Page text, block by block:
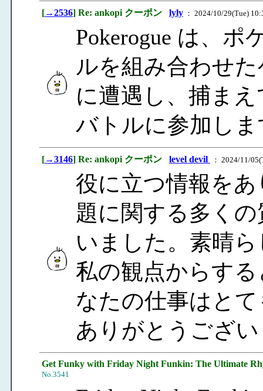
[→2536] Re: ankopi クーポン lyly ： 2024/10/29(Tue)
Pokerogue は、
ルを組み合わせ
に遭遇し、捕ま
バトルに参加しま
[→3146] Re: ankopi クーポン level devil ： 2024/11/
役に立つ情報を
題に関する多く
いました。素晴
私の観点からす
なたの仕事はと
ありがとうござ
Get Funky with Friday Night Funkin: The Ultimate
No.3541